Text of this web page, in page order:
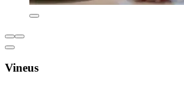
Vineus